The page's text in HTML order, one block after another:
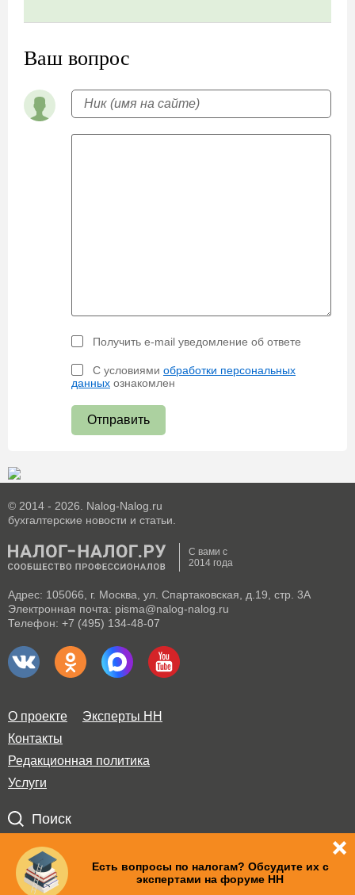
Ваш вопрос
Получить e-mail уведомление об ответе
С условиями обработки персональных
данных ознакомлен
Отправить
© 2014 - 2026. Nalog-Nalog.ru
бухгалтерские новости и статьи.
С вами с
2014 года
Адрес: 105066, г. Москва, ул. Спартаковская, д.19, стр. 3А
Электронная почта: pisma@nalog-nalog.ru
Телефон: +7 (495) 134-48-07
О проекте
Эксперты НН
Контакты
Редакционная политика
Услуги
Поиск
Правила использования материалов и авторские права
Пользовательское соглашение
Есть вопросы по налогам? Обсудите их с
экспертами на форуме НН